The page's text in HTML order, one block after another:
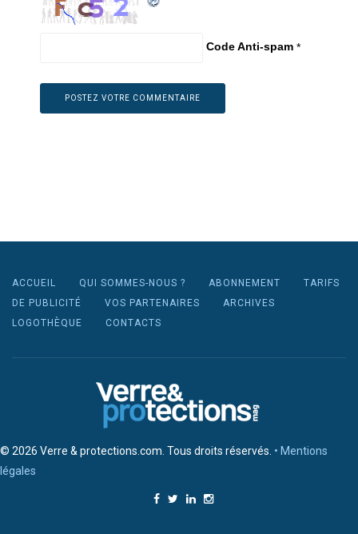
Code Anti-spam *
ACCUEIL QUI SOMMES-NOUS ? ABONNEMENT
TARIFS
DE PUBLICITÉ
VOS PARTENAIRES
ARCHIVES
LOGOTHÈQUE
CONTACTS
© 2026 Verre & protections.com. Tous droits réservés. • Mentions
légales